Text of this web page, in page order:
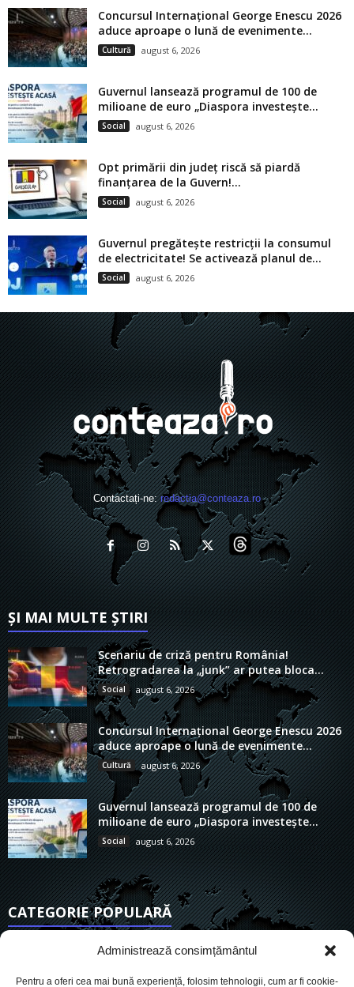
Administrează consimțământul
Pentru a oferi cea mai bună experiență, folosim tehnologii, cum ar fi cookie-
Concursul Internațional George Enescu 2026
aduce aproape o lună de evenimente...
Cultură august 6, 2026
Guvernul lansează programul de 100 de
milioane de euro „Diaspora investește...
Social august 6, 2026
Opt primării din județ riscă să piardă
finanțarea de la Guvern!...
Social august 6, 2026
Guvernul pregătește restricții la consumul
de electricitate! Se activează planul de...
Social august 6, 2026
Contactați-ne:redactia@conteaza.ro
ȘI MAI MULTE ȘTIRI
Scenariu de criză pentru România!
Retrogradarea la „junk” ar putea bloca...
Social august 6, 2026
Concursul Internațional George Enescu 2026
aduce aproape o lună de evenimente...
Cultură august 6, 2026
Guvernul lansează programul de 100 de
milioane de euro „Diaspora investește...
Social august 6, 2026
CATEGORIE POPULARĂ
6901